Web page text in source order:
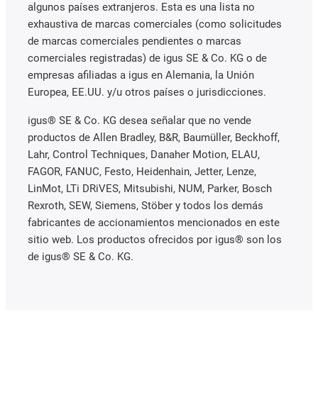
algunos países extranjeros. Esta es una lista no
exhaustiva de marcas comerciales (como solicitudes
de marcas comerciales pendientes o marcas
comerciales registradas) de igus SE & Co. KG o de
empresas afiliadas a igus en Alemania, la Unión
Europea, EE.UU. y/u otros países o jurisdicciones.
igus® SE & Co. KG desea señalar que no vende
productos de Allen Bradley, B&R, Baumüller, Beckhoff,
Lahr, Control Techniques, Danaher Motion, ELAU,
FAGOR, FANUC, Festo, Heidenhain, Jetter, Lenze,
LinMot, LTi DRiVES, Mitsubishi, NUM, Parker, Bosch
Rexroth, SEW, Siemens, Stöber y todos los demás
fabricantes de accionamientos mencionados en este
sitio web. Los productos ofrecidos por igus® son los
de igus® SE & Co. KG.